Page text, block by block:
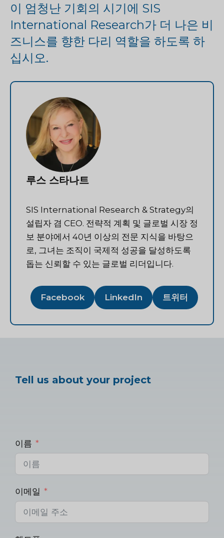
이 엄청난 기회의 시기에 SIS
International Research가 더 나은 비
즈니스를 향한 다리 역할을 하도록 하
십시오.
루스 스타나트
SIS International Research & Strategy의
설립자 겸 CEO. 전략적 계획 및 글로벌 시장 정
보 분야에서 40년 이상의 전문 지식을 바탕으
로, 그녀는 조직이 국제적 성공을 달성하도록
돕는 신뢰할 수 있는 글로벌 리더입니다.
Facebook LinkedIn 트위터
Tell us about your project
이름
이메일